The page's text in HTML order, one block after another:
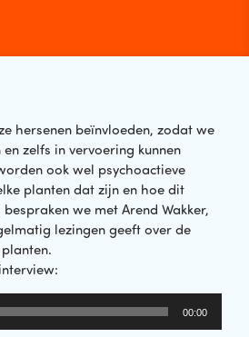
hersenen beïnvloeden, zodat we
zelfs in vervoering kunnen
ook wel psychoactieve
planten dat zijn en hoe dit
we met Arend Wakker,
lezingen geeft over de
00:00